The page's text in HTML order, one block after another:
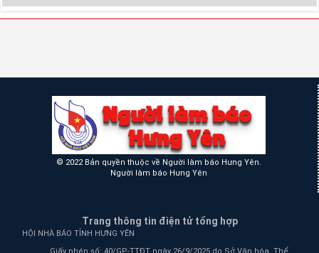
© 2022 Bản quyền thuộc về Người làm báo Hưng Yên.
Người làm báo Hưng Yên
Trang thông tin điện tử tổng hợp
HỘI NHÀ BÁO TỈNH HƯNG YÊN